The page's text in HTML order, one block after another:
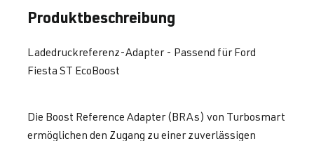
Produktbeschreibung
Ladedruckreferenz-Adapter - Passend für Ford
Fiesta ST EcoBoost
Die Boost Reference Adapter (BRAs) von Turbosmart
ermöglichen den Zugang zu einer zuverlässigen